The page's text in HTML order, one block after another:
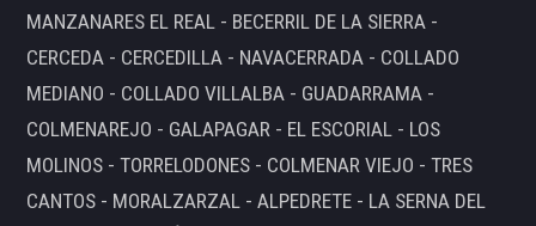
MANZANARES EL REAL - BECERRIL DE LA SIERRA -
CERCEDA - CERCEDILLA - NAVACERRADA - COLLADO
MEDIANO - COLLADO VILLALBA - GUADARRAMA -
COLMENAREJO - GALAPAGAR - EL ESCORIAL - LOS
MOLINOS - TORRELODONES - COLMENAR VIEJO - TRES
CANTOS - MORALZARZAL - ALPEDRETE - LA SERNA DEL